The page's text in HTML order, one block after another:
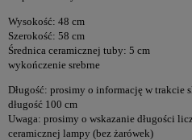
Wysokość: 48 cm
Szerokość: 58 cm
Średnica ceramicznej tuby: 5 cm
wykończenie srebrne
Długość: prosimy o informację w trakcie
długość 100 cm
Uwaga: prosimy o wskazanie długości
ceramicznej lampy (bez żarówek)